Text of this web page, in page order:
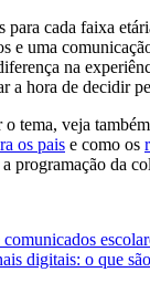
para cada faixa
e uma
na
a hora de decidir
tema, veja
os pais e como os
programação da
digitais: o que